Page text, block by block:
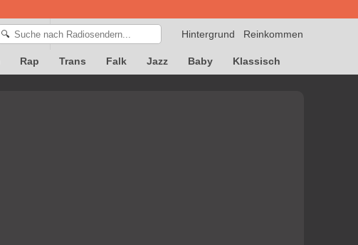
Reinkommen
Hintergrund
🔍
Rap Trans Falk Jazz Baby Klassisch